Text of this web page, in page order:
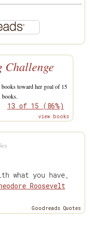
Challenge
books toward her goal of 15
books.
13 of 15 (86%)
view books
what you have,
Roosevelt
Goodreads Quotes